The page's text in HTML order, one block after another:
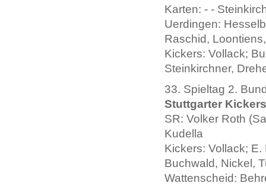
Karten: - -
Uerdingen:
Raschid,
Kickers: Vollack;
Steinkirchner,
33. Spieltag 2.
Stuttgarter
SR: Volker Roth
Kudella
Kickers: Vollack;
Buchwald, Nickel,
Wattenscheid: